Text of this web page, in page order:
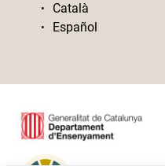
Català
Español